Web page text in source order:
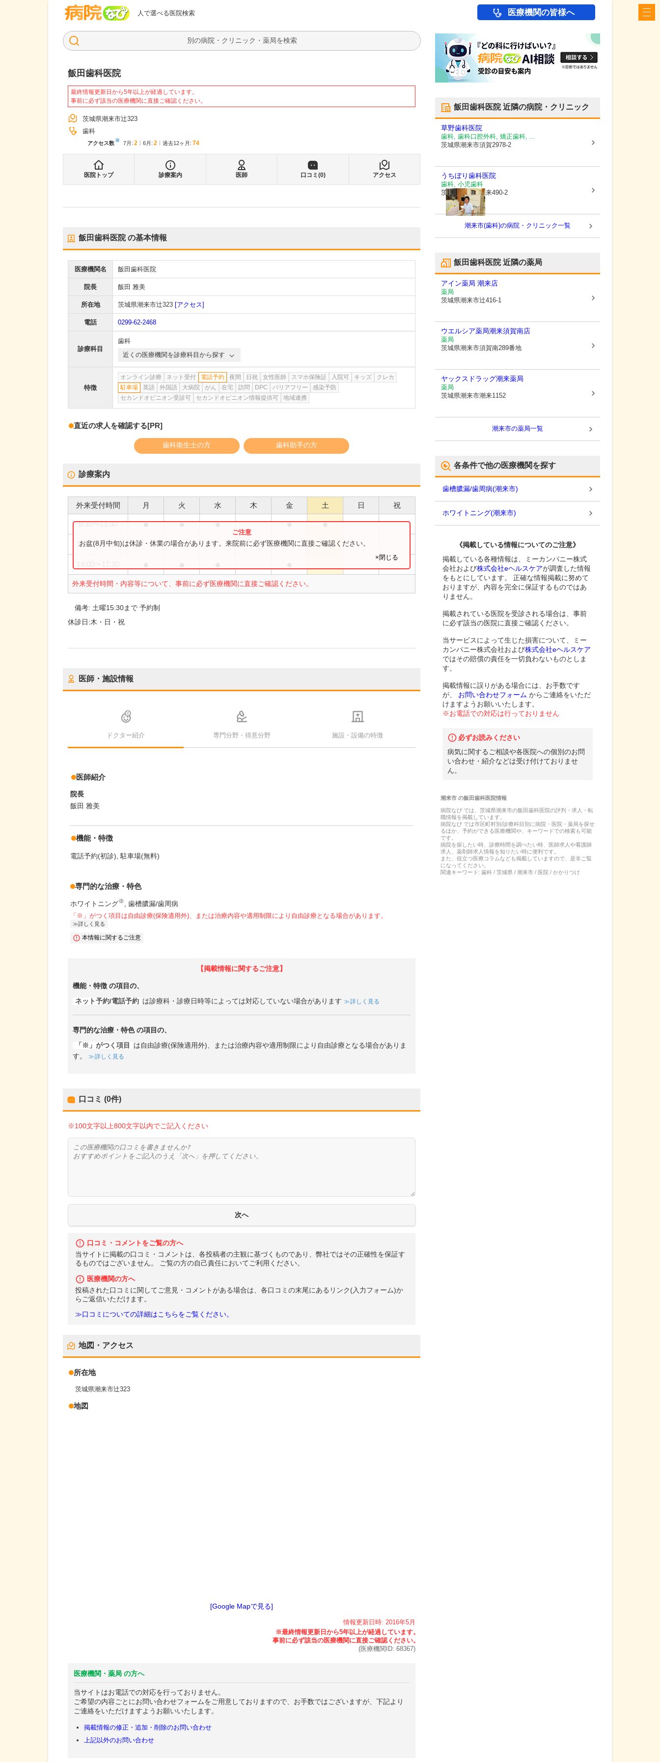
人で選べる医院検索
病院なび 医療機関の皆様へ
検索
飯田歯科医院
最終情報更新日から5年以上が経過しています。
事前に必ず該当の医療機関に直接ご確認ください。
茨城県潮来市辻323
歯科
アクセス数※ 7月 : 2 6月 : 2 過去12ヶ月: 74
医院トップ 診療案内 医師 口コミ(0) アクセス
飯田歯科医院の基本情報
医療機関名 飯田歯科医院
院長 飯田 雅美
所在地 茨城県潮来市辻323 [アクセス]
電話 0299-62-2468
診療科目
歯科
近くの医療機関を診療科目から探す
特徴
オンライン診療 ネット受付 電話予約 夜間 日祝 女性医師 スマホ保険証 入院可 キッズ
クレカ
駐車場
英語 外国語 大病院 がん 在宅 訪問 DPC バリアフリー
感染予防
セカンドオピニオン受診可
セカンドオピニオン情報提供可 地域連携
直近の求人を確認する[PR]
歯科衛生士の方 歯科助手の方
診療案内
外来受付時間 月 火 水 木 金 土 日 祝
8:30〜11:30 ● ● ● ● ●
14:00〜15:30 ●
外来受付時間・内容等について、事前に必ず医療機関に直接ご確認ください。
お盆(8月中旬)は休診・休業の場合があります。来院前に必ず医療機関に直接ご確認ください。
×閉じる
備考: 土曜15:30まで 予約制
休診日:木・日・祝
医師・施設情報
ドクター紹介 専門分野・得意分野 施設・設備の特徴
医師紹介
院長
飯田 雅美
機能・特徴
電話予約(初診) 駐車場(無料)
専門的な治療・特色
ホワイトニング※ 歯槽膿漏/歯周病
「※」がつく項目は自由診療(保険適用外)、または治療内容や適用制限により自由診療となる場合があります。
詳しく見る
本情報に関するご注意
【掲載情報に関するご注意】
機能・特徴 の項目の、
ネット予約/電話予約 は診療科・診療日時等によっては対応していない場合があります 詳しく見る
専門的な治療・特色の項目の、
「※」がつく項目
は自由診療(保険適用外)、または治療内容や適用制限により自由診療となる場合がありま
す。
詳しく見る
口コミ (0件)
※100文字以上800文字以内でご記入ください
口コミ・コメントをご覧の方へ
当サイトに掲載の口コミ・コメントは、各投稿者の主観に基づくものであり、弊社ではその正確性を保証す
るものではございません。 ご覧の方の自己責任においてご利用ください。
医療機関の方へ
投稿された口コミに関してご意見・コメントがある場合は、各口コミの末尾にあるリンク(入力フォーム)か
らご返信いただけます。
≫口コミについての詳細はこちらをご覧ください。
地図・アクセス
所在地
茨城県潮来市辻323
地図
[Google Mapで見る]
情報更新日時: 2016年5月
(医療機関ID: 68367)
医療機関・薬局 の方へ
当サイトはお電話での対応を行っておりません。
ご希望の内容ごとにお問い合わせフォームをご用意しておりますので、お手数ではございますが、下記より
ご連絡をいただけますようお願いいたします。
掲載情報の修正・追加・削除のお問い合わせ
上記以外のお問い合わせ
飯田歯科医院近隣の病院・クリニック
草野歯科医院
歯科, 歯科口腔外科, 矯正歯科, ...
茨城県潮来市須賀2978-2
うちぼり歯科医院
歯科, 小児歯科
茨城県潮来市潮来490-2
潮来市(歯科)の病院・クリニック一覧
飯田歯科医院近隣の薬局
アイン薬局 潮来店
薬局
茨城県潮来市辻416-1
ウエルシア薬局潮来須賀南店
薬局
茨城県潮来市須賀南289番地
ヤックスドラッグ潮来薬局
薬局
茨城県潮来市潮来1152
潮来市の薬局一覧
各条件で他の医療機関を探す
歯槽膿漏/歯周病(潮来市)
ホワイトニング(潮来市)
《掲載している情報についてのご注意》
掲載している各種情報は、ミーカンパニー株式
会社および株式会社eヘルスケアが調査した情報
をもとにしています。 正確な情報掲載に努めて
おりますが、内容を完全に保証するものではあ
りません。
掲載されている医院を受診される場合は、事前
に必ず該当の医院に直接ご確認ください。
当サービスによって生じた損害について、ミー
カンパニー株式会社および株式会社eヘルスケア
ではその賠償の責任を一切負わないものとしま
す。
掲載情報に誤りがある場合には、お手数です
が、
お問い合わせフォーム からご連絡をいただ
けますようお願いいたします。
※お電話での対応は行っておりません
必ずお読みください
病気に関するご相談や各医院への個別のお問
い合わせ・紹介などは受け付けておりませ
ん。
潮来市の飯田歯科医院情報
病院なび では、 茨城県潮来市の飯田歯科医院の評判・求人・転
職情報を掲載しています。
病院なび では市区町村別/診療科目別に病院・医院・薬局を探せ
るほか、予約ができる医療機関や、キーワードでの検索も可能
です。
病院を探したい時、診療時間を調べたい時、医師求人や看護師
求人、薬剤師求人情報を知りたい時に便利です。
また、役立つ医療コラムなども掲載していますので、是非ご覧
になってください。
関連キーワード: 歯科 / 茨城県 / 潮来市 / 医院 / かかりつけ